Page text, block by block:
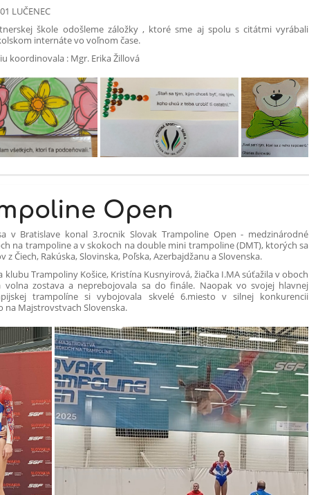
LUČENEC
škole odošleme záložky , ktoré sme aj spolu s citátmi vyrábali
internáte vo voľnom čase.
koordinovala : Mgr. Erika Žillová
Open
v Bratislave konal 3.rocnik Slovak Trampoline Open - medzinárodné
na trampoline a v skokoch na double mini trampoline (DMT), ktorých sa
Čiech, Rakúska, Slovinska, Poľska, Azerbajdžanu a Slovenska.
klubu Trampoliny Košice, Kristína Kusnyirová, žiačka I.MA súťažila v oboch
volna zostava a neprebojovala sa do finále. Naopak vo svojej hlavnej
trampolíne si vybojovala skvelé 6.miesto v silnej konkurencii
na Majstrovstvach Slovenska.